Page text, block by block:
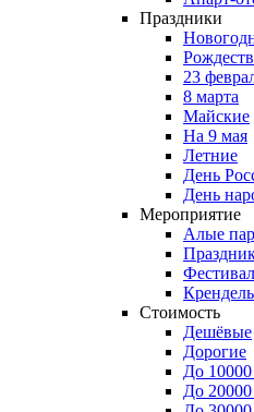
Праздники
23
8 марта
Майские
На 9 мая
Летние
День
День
Мероприятие
Алые
Стоимость
Дешёвые
Дорогие
До 10000
До 20000